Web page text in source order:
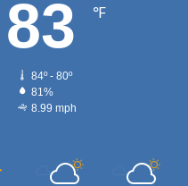
83 ℉
84º - 80º
81%
8.99 mph